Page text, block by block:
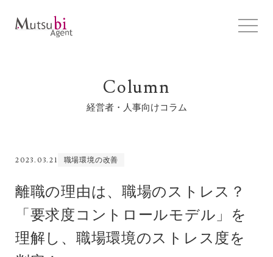
Column
経営者・人事向けコラム
2023.03.21 職場環境の改善
離職の理由は、職場のストレス？
「要求度コントロールモデル」を
理解し、職場環境のストレス度を